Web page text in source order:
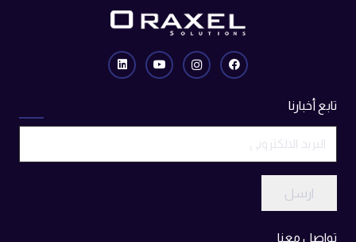
تابع أخبارنا
ارسل
تواصل معنا